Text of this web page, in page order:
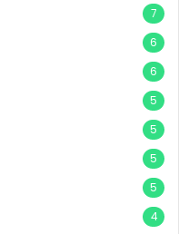
7
6
6
5
5
5
5
4